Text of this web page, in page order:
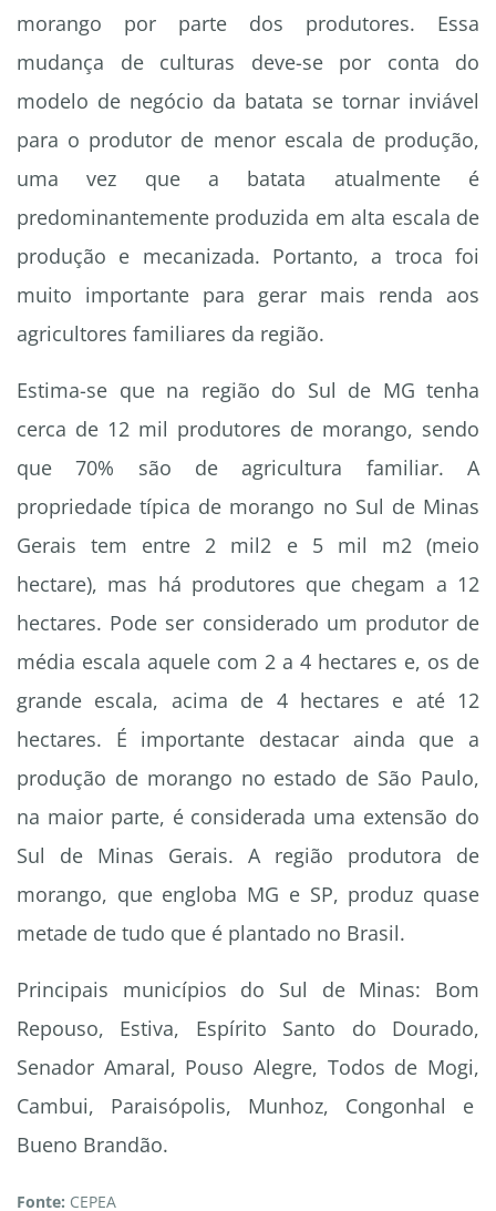
morango por parte dos produtores. Essa
mudança de culturas deve-se por conta do
modelo de negócio da batata se tornar inviável
para o produtor de menor escala de produção,
uma vez que a batata atualmente é
predominantemente produzida em alta escala de
produção e mecanizada. Portanto, a troca foi
muito importante para gerar mais renda aos
agricultores familiares da região.
Estima-se que na região do Sul de MG tenha
cerca de 12 mil produtores de morango, sendo
que 70% são de agricultura familiar. A
propriedade típica de morango no Sul de Minas
Gerais tem entre 2 mil2 e 5 mil m2 (meio
hectare), mas há produtores que chegam a 12
hectares. Pode ser considerado um produtor de
média escala aquele com 2 a 4 hectares e, os de
grande escala, acima de 4 hectares e até 12
hectares. É importante destacar ainda que a
produção de morango no estado de São Paulo,
na maior parte, é considerada uma extensão do
Sul de Minas Gerais. A região produtora de
morango, que engloba MG e SP, produz quase
metade de tudo que é plantado no Brasil.
Principais municípios do Sul de Minas: Bom
Repouso, Estiva, Espírito Santo do Dourado,
Senador Amaral, Pouso Alegre, Todos de Mogi,
Cambui, Paraisópolis, Munhoz, Congonhal e
Bueno Brandão.
Fonte: CEPEA